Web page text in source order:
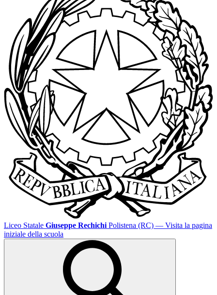
Liceo Statale Giuseppe Rechichi Polistena (RC) — Visita la pagina
iniziale della scuola